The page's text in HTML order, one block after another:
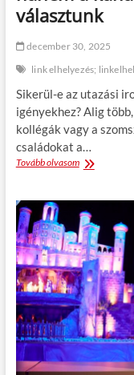
j
l
j
o
b
a
n
i
d
e
g
h
ó
n
a
p
o
k
b
választunk
december 30, 2025
link elhelyezés;
Sikerül-e az utazási
igényekhez? Alig
kollégák vagy a
családokat a…
Tovább olvasomM
á
l
t
o
z
t
a
k
a
z
u